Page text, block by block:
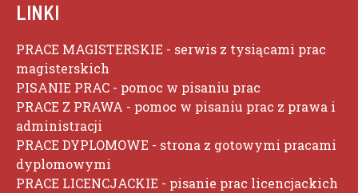
LINKI
PRACE MAGISTERSKIE - serwis z tysiącami prac
magisterskich
PISANIE PRAC - pomoc w pisaniu prac
PRACE Z PRAWA - pomoc w pisaniu prac z prawa i
administracji
PRACE DYPLOMOWE - strona z gotowymi pracami
dyplomowymi
PRACE LICENCJACKIE - pisanie prac licencjackich